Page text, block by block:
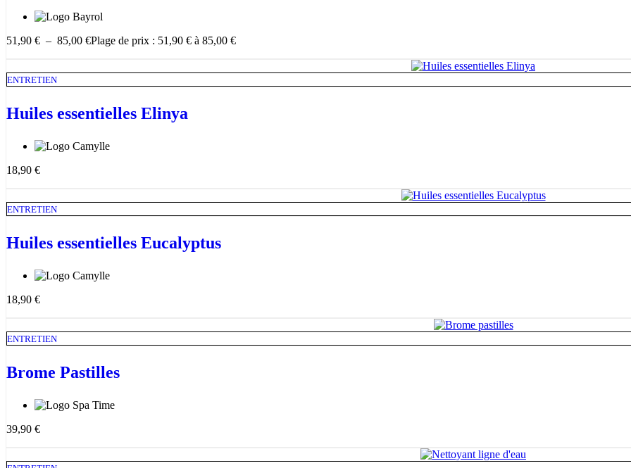
51,90 € – 85,00 €Plage de prix : 51,90 € à 85,00 €
ENTRETIEN
Huiles essentielles Elinya
18,90 €
ENTRETIEN
Huiles essentielles Eucalyptus
18,90 €
ENTRETIEN
Brome Pastilles
39,90 €